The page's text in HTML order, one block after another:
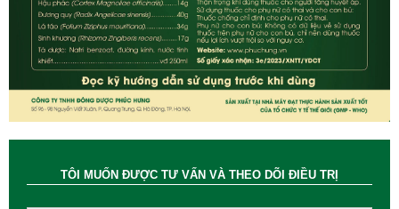
TÔI MUỐN ĐƯỢC TƯ VẤN VÀ THEO DÕI ĐIỀU TRỊ